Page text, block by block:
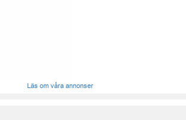
Läs om våra annonser